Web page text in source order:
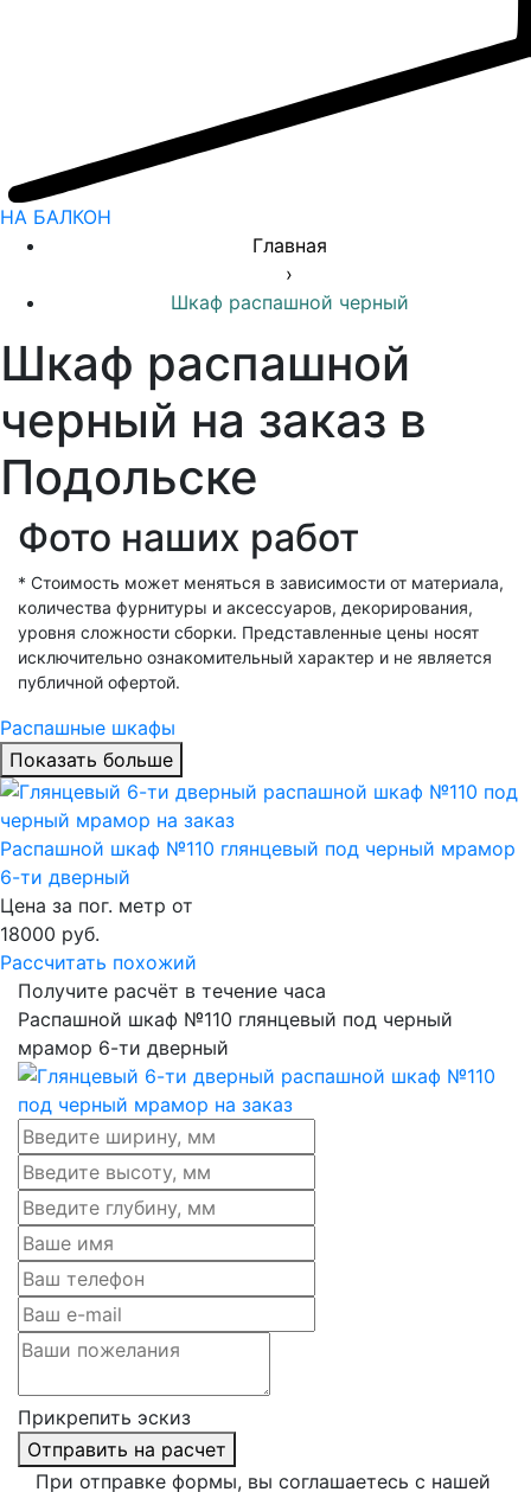
НА БАЛКОН
Главная
›
Шкаф распашной черный
Шкаф распашной
черный на заказ в
Подольске
Фото наших работ
* Стоимость может меняться в зависимости от материала,
количества фурнитуры и аксессуаров, декорирования,
уровня сложности сборки. Представленные цены носят
исключительно ознакомительный характер и не является
публичной офертой.
Распашные шкафы
Показать больше
Распашной шкаф №110 глянцевый под черный мрамор
6-ти дверный
Цена за пог. метр от
18000 руб.
Рассчитать похожий
Получите расчёт в течение часа
Распашной шкаф №110 глянцевый под черный
мрамор 6-ти дверный
Прикрепить эскиз
Отправить на расчет
При отправке формы, вы соглашаетесь с нашей